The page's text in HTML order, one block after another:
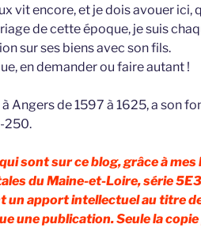
vit encore, et je dois avouer ici,
de cette époque, je suis
sur ses biens avec son fils.
en demander ou faire autant !
Angers de 1597 à 1625, a son
250.
sont sur ce blog, grâce à
du Maine-et-Loire, série
apport intellectuel au titre de
une publication. Seule la